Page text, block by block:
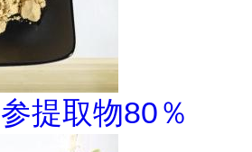
提取物80％